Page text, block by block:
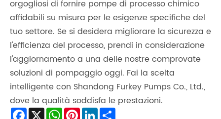
orgogliosi di fornire pompe di processo chimico
affidabili su misura per le esigenze specifiche del
tuo settore. Se si desidera migliorare la sicurezza e
l'efficienza del processo, prendi in considerazione
l'aggiornamento a una delle nostre comprovate
soluzioni di pompaggio oggi. Fai la scelta
intelligente con Shandong Furkey Pumps Co., Ltd.,
dove la qualità soddisfa le prestazioni.
Facebook
X WhatsApp
Pinterest
LinkedIn